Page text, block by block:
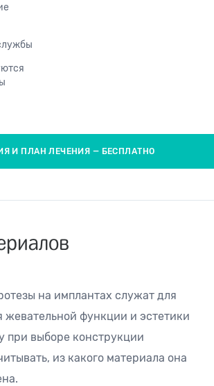
И ПЛАН ЛЕЧЕНИЯ — БЕСПЛАТНО
на имплантах служат для
жевательной функции и эстетики
при выборе конструкции
из какого материала она